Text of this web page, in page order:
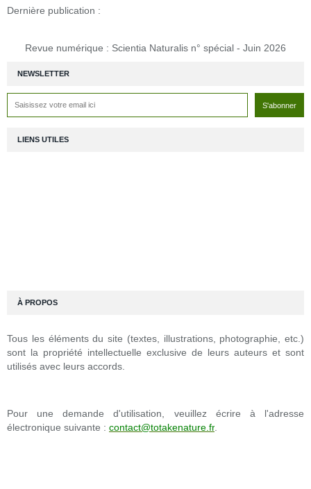
NEWSLETTER
Dernière publication :
Revue numérique : Scientia Naturalis n° spécial - Juin 2026
LIENS UTILES
À PROPOS
Tous les éléments du site (textes, illustrations, photographie, etc.)
sont la propriété intellectuelle exclusive de leurs auteurs et sont
utilisés avec leurs accords.
Pour une demande d'utilisation, veuillez écrire à l'adresse
électronique suivante : contact@totakenature.fr